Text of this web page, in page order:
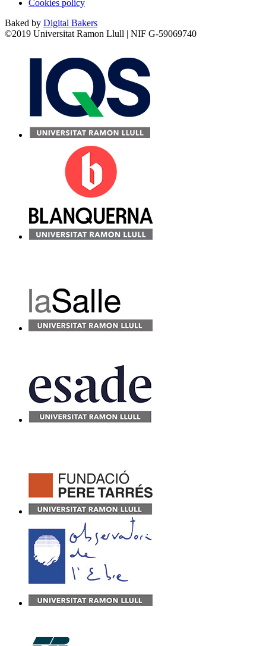
Cookies policy
Baked by Digital Bakers
©2019 Universitat Ramon Llull | NIF G-59069740